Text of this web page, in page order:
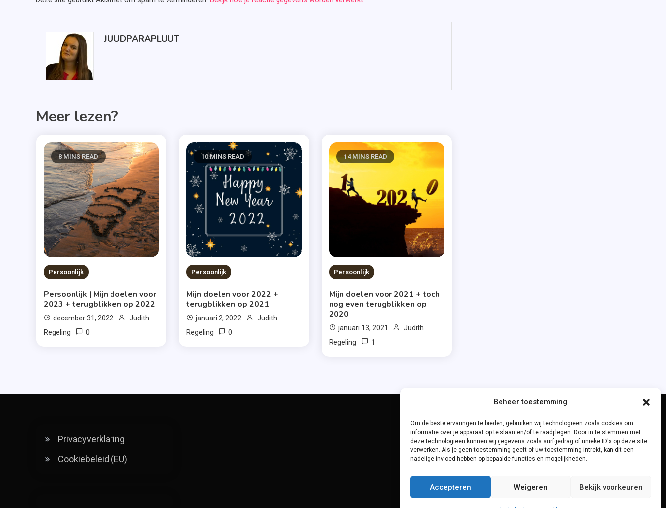
Beheer toestemming
Om de beste ervaringen te bieden, gebruiken wij technologieën zoals cookies om
informatie over je apparaat op te slaan en/of te raadplegen. Door in te stemmen met
deze technologieën kunnen wij gegevens zoals surfgedrag of unieke ID's op deze site
verwerken. Als je geen toestemming geeft of uw toestemming intrekt, kan dit een
nadelige invloed hebben op bepaalde functies en mogelijkheden.
Accepteren Weigeren Bekijk voorkeuren
JUUDPARAPLUUT
Meer lezen?
8 MINS READ
Persoonlijk
Persoonlijk | Mijn doelen voor
2023 + terugblikken op 2022
december 31, 2022
Judith
Regeling
0
10 MINS READ
Persoonlijk
Mijn doelen voor 2022 +
terugblikken op 2021
januari 2, 2022
Judith
Regeling
0
14 MINS READ
Persoonlijk
Mijn doelen voor 2021 + toch
nog even terugblikken op
2020
januari 13, 2021
Judith
Regeling
1
Privacyverklaring
Cookiebeleid (EU)